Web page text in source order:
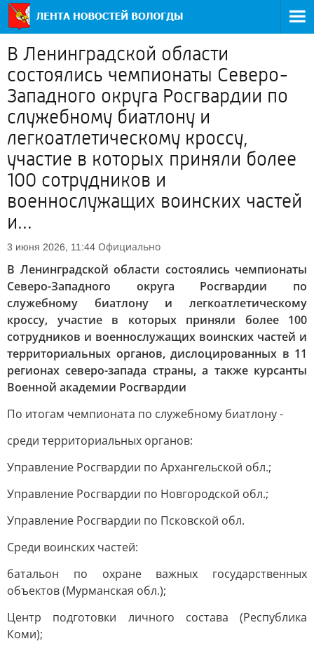
В Ленинградской области
состоялись чемпионаты Северо-
Западного округа Росгвардии по
служебному биатлону и
легкоатлетическому кроссу,
участие в которых приняли более
100 сотрудников и
военнослужащих воинских частей
и...
3 июня 2026, 11:44 Официально
В Ленинградской области состоялись чемпионаты
Северо-Западного округа Росгвардии по
служебному биатлону и легкоатлетическому
кроссу, участие в которых приняли более 100
сотрудников и военнослужащих воинских частей и
территориальных органов, дислоцированных в 11
регионах северо-запада страны, а также курсанты
Военной академии Росгвардии
По итогам чемпионата по служебному биатлону -
среди территориальных органов:
Управление Росгвардии по Архангельской обл.;
Управление Росгвардии по Новгородской обл.;
Управление Росгвардии по Псковской обл.
Среди воинских частей:
батальон по охране важных государственных
объектов (Мурманская обл.);
Центр подготовки личного состава (Республика
Коми);